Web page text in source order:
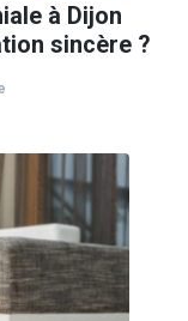
à Dijon
sincère ?